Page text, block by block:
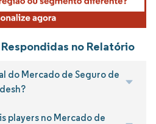
no Relatório
do Mercado de Seguro de
players no Mercado de